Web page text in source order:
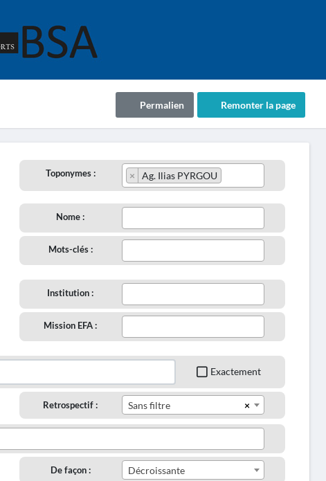
Remonter la page
Permalien
Toponymes : × Ag. Ilias PYRGOU
Nome :
Mots-clés :
Institution :
Mission EFA :
Exactement
Retrospectif : ×
Sans filtre
De façon : Décroissante